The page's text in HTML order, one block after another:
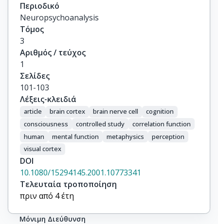
Περιοδικό
Neuropsychoanalysis
Τόμος
3
Αριθμός / τεύχος
1
Σελίδες
101-103
Λέξεις-κλειδιά
article brain cortex brain nerve cell
cognition
consciousness
controlled study
correlation function
human
mental function metaphysics
perception
visual cortex
DOI
10.1080/15294145.2001.10773341
Τελευταία τροποποίηση
πριν από 4 έτη
Μόνιμη Διεύθυνση